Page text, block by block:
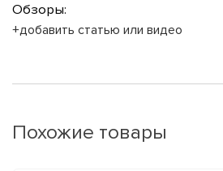
Обзоры:
+добавить статью или видео
Похожие товары